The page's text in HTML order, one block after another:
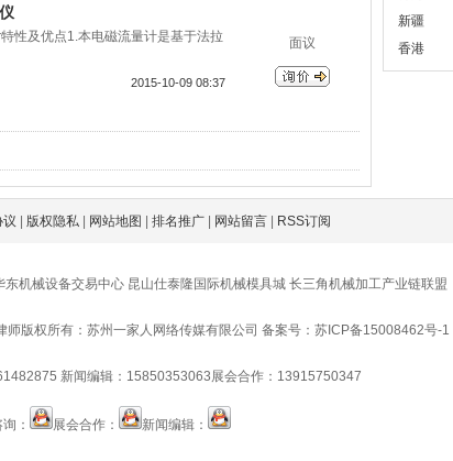
性及优点1.本电磁流量计是基于法拉
2015-10-09 08:37
面议
新疆
香港
议 版权隐私| 网站地图 排名推广| 网站留言| RSS订阅
机械设备交易中心 昆山仕泰隆国际机械模具城 长三角机械加工产业链联盟
师版权所有：苏州一家人网络传媒有限公司 备案号：苏ICP备15008462号-1 |
新闻编辑：15850353063展会合作：13915750347
： 展会合作： 新闻编辑：